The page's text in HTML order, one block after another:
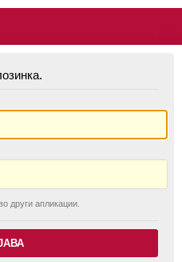
други апликации.